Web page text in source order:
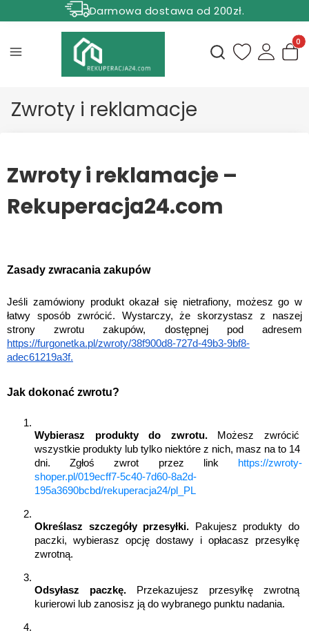
Darmowa dostawa od 200zł.
Rabat 5% dla zamówień powyżej 1000 zł.
Otwórz
Zwroty i reklamacje
Zwroty i reklamacje –
Rekuperacja24.com
Zasady zwracania zakupów
Jeśli zamówiony produkt okazał się nietrafiony, możesz go w
łatwy sposób zwrócić. Wystarczy, że skorzystasz z naszej
https://furgonetka.pl/zwroty/38f900d8-727d-49b3-9bf8-
adec61219a3f.
Jak dokonać zwrotu?
Wybierasz produkty do zwrotu. Możesz zwrócić
wszystkie produkty lub tylko niektóre z nich, masz na to 14
dni. Zgłoś zwrot przez link
https://zwroty-
shoper.pl/019ecff7-5c40-7d60-8a2d-
195a3690bcbd/rekuperacja24/pl_PL
Określasz szczegóły przesyłki. Pakujesz produkty do
paczki, wybierasz opcję dostawy i opłacasz przesyłkę
zwrotną.
Odsyłasz paczkę.
Przekazujesz przesyłkę zwrotną
kurierowi lub zanosisz ją do wybranego punktu nadania.